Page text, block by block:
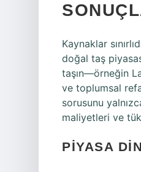
Kaynaklar
doğal taş
taşın—örneğin
ve toplumsal
sorusunu
maliyetleri ve
PIYASA